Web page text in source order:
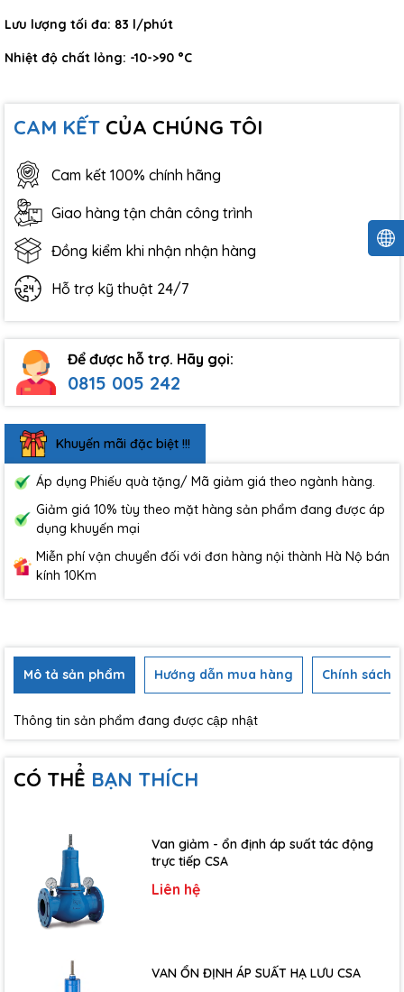
Lưu lượng tối đa: 83 l/phút
Nhiệt độ chất lỏng: -10->90 °C
CAM KẾT CỦA CHÚNG TÔI
Cam kết 100% chính hãng
Giao hàng tận chân công trình
Đồng kiểm khi nhận nhận hàng
Hỗ trợ kỹ thuật 24/7
Để được hỗ trợ. Hãy gọi:
0815 005 242
Khuyến mãi đặc biệt !!!
Áp dụng Phiếu quà tặng/ Mã giảm giá theo ngành hàng.
Giảm giá 10% tùy theo mặt hàng sản phẩm đang được áp
dụng khuyến mại
Miễn phí vận chuyển đối với đơn hàng nội thành Hà Nộ bán
kính 10Km
Mô tả sản phẩm Hướng dẫn mua hàng Chính sách
Thông tin sản phẩm đang được cập nhật
CÓ THỂ BẠN THÍCH
Van giảm - ổn định áp suất tác động
trực tiếp CSA
Liên hệ
VAN ỔN ĐỊNH ÁP SUẤT HẠ LƯU CSA